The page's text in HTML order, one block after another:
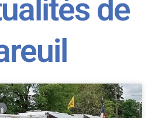
de